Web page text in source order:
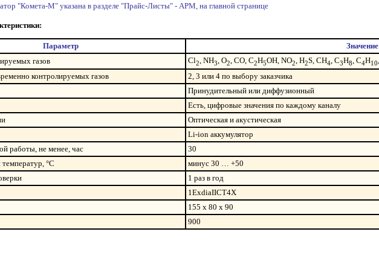
"Комета-М" указана в разделе "Прайс-Листы" - АРМ, на главной странице
Параметр
Значение
газов
Cl2 , NH3 , O2 , CO, C2H5OH, NO2 , H2S, CH4 , C3H8 , C4H10
контролируемых газов
2, 3 или 4 по выбору заказчика
Принудительный или диффузионный
Есть, цифровые значения по каждому каналу
Оптическая и акустическая
Li-ion аккумулятор
работы, не менее, час
30
°C
минус 30 … +50
1 раз в год
1ExdiaIICT4X
155 x 80 x 90
900